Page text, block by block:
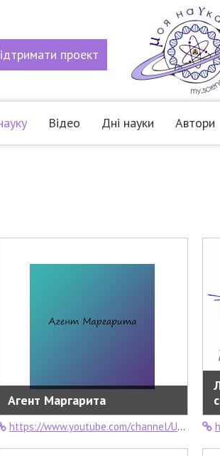
проект
Відео Дні науки Автори
Агент Маргарита
https://www.youtube.com/channel/UC-hc6hBugK5gApWOvXpr2rg